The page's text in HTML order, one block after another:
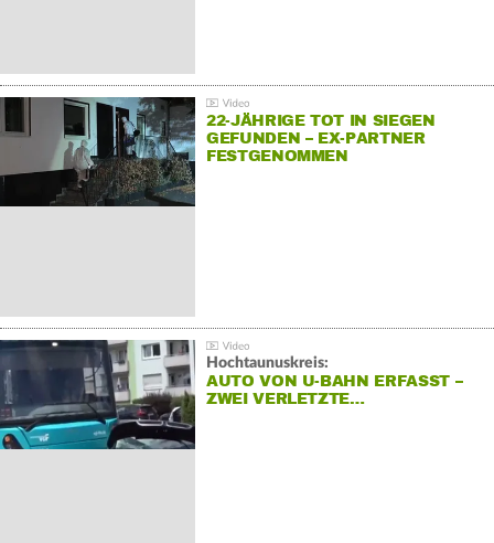
22-JÄHRIGE TOT IN SIEGEN
GEFUNDEN – EX-PARTNER
FESTGENOMMEN
Hochtaunuskreis:
AUTO VON U-BAHN ERFASST –
ZWEI VERLETZTE…